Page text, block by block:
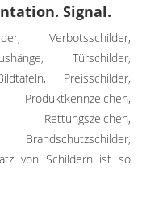
Signal.
Verbotsschilder,
Türschilder,
Preisschilder,
von Schildern ist so